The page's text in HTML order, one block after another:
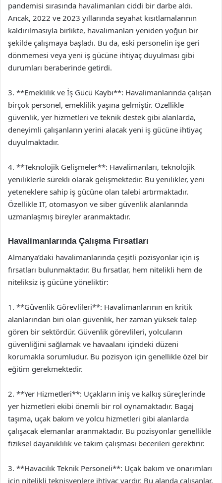
pandemisi sırasında havalimanları ciddi bir darbe aldı.
Ancak, 2022 ve 2023 yıllarında seyahat kısıtlamalarının
kaldırılmasıyla birlikte, havalimanları yeniden yoğun bir
şekilde çalışmaya başladı. Bu da, eski personelin işe geri
dönmemesi veya yeni iş gücüne ihtiyaç duyulması gibi
durumları beraberinde getirdi.
3. **Emeklilik ve İş Gücü Kaybı**: Havalimanlarında çalışan
birçok personel, emeklilik yaşına gelmiştir. Özellikle
güvenlik, yer hizmetleri ve teknik destek gibi alanlarda,
deneyimli çalışanların yerini alacak yeni iş gücüne ihtiyaç
duyulmaktadır.
4. **Teknolojik Gelişmeler**: Havalimanları, teknolojik
yeniliklerle sürekli olarak gelişmektedir. Bu yenilikler, yeni
yeteneklere sahip iş gücüne olan talebi artırmaktadır.
Özellikle IT, otomasyon ve siber güvenlik alanlarında
uzmanlaşmış bireyler aranmaktadır.
Havalimanlarında Çalışma Fırsatları
Almanya’daki havalimanlarında çeşitli pozisyonlar için iş
fırsatları bulunmaktadır. Bu fırsatlar, hem nitelikli hem de
niteliksiz iş gücüne yöneliktir:
1. **Güvenlik Görevlileri**: Havalimanlarının en kritik
alanlarından biri olan güvenlik, her zaman yüksek talep
gören bir sektördür. Güvenlik görevlileri, yolcuların
güvenliğini sağlamak ve havaalanı içindeki düzeni
korumakla sorumludur. Bu pozisyon için genellikle özel bir
eğitim gerekmektedir.
2. **Yer Hizmetleri**: Uçakların iniş ve kalkış süreçlerinde
yer hizmetleri ekibi önemli bir rol oynamaktadır. Bagaj
taşıma, uçak bakım ve yolcu hizmetleri gibi alanlarda
çalışacak elemanlar aranmaktadır. Bu pozisyonlar genellikle
fiziksel dayanıklılık ve takım çalışması becerileri gerektirir.
3. **Havacılık Teknik Personeli**: Uçak bakım ve onarımları
için nitelikli teknisyenlere ihtiyaç vardır. Bu alanda çalışanlar,